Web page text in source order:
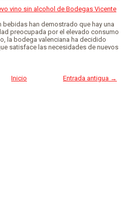
vino sin alcohol de Bodegas Vicente
bebidas han demostrado que hay una
preocupada por el elevado consumo
la bodega valenciana ha decidido
satisface las necesidades de nuevos
Entrada antigua →
Inicio